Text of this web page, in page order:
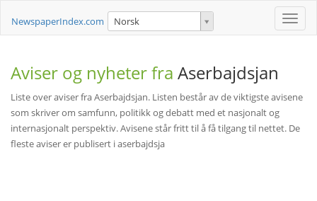
Toggle
NewspaperIndex.com Norsk
Aviser og nyheter fra Aserbajdsjan
Liste over aviser fra Aserbajdsjan. Listen består av de viktigste avisene
som skriver om samfunn, politikk og debatt med et nasjonalt og
internasjonalt perspektiv. Avisene står fritt til å få tilgang til nettet. De
fleste aviser er publisert i aserbajdsja